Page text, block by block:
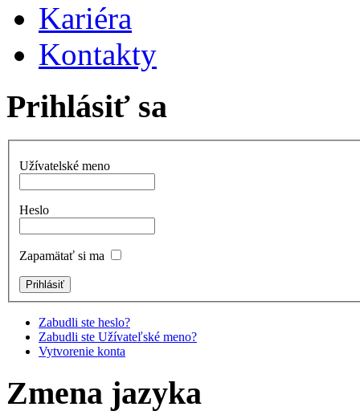
Kariéra
Kontakty
Prihlásiť sa
Užívatelské meno
Heslo
Zapamätať si ma
Zabudli ste heslo?
Zabudli ste Užívateľské meno?
Vytvorenie konta
Zmena jazyka